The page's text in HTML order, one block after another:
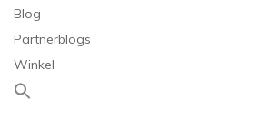
Blog
Partnerblogs
Winkel